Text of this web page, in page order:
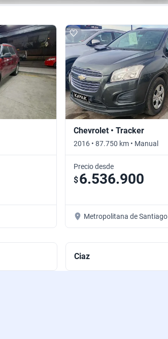
Chevrolet • Tracker
2016 • 87.750 km • Manual
Precio desde
$6.536.900
Metropolitana de Santiago
Ciaz